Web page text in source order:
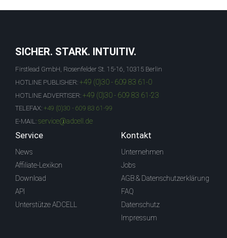
SICHER. STARK. INTUITIV.
Firstlead GmbH, Rosenfelder St. 15-16, 10315 Berlin
HOTLINE PUBLISHER: +49 (0)30 - 609 83 61-0
HOTLINE ADVERTISER: +49 (0)30 - 609 83 61-23
TELEFAX: +49 (0)30 - 609 83 61-99
E-MAIL: service@adcell.de
Service
News
Affiliate-Lexikon
Download
API
Unterstütze ADCELL
Kontakt
Unternehmen
Jobs
AGB & Datenschutzerklärung
FAQ
Datenschutz
Impressum